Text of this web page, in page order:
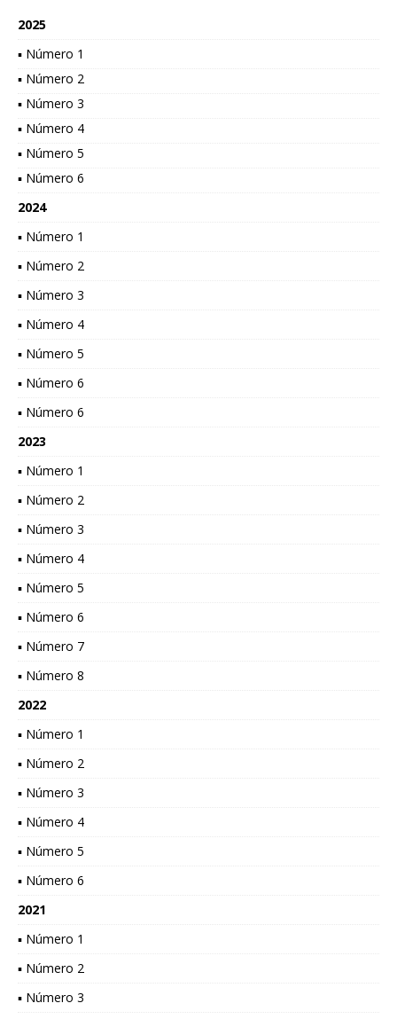
2025
▪ Número 1
▪ Número 2
▪ Número 3
▪ Número 4
▪ Número 5
▪ Número 6
2024
▪ Número 1
▪ Número 2
▪ Número 3
▪ Número 4
▪ Número 5
▪ Número 6
▪ Número 6
2023
▪ Número 1
▪ Número 2
▪ Número 3
▪ Número 4
▪ Número 5
▪ Número 6
▪ Número 7
▪ Número 8
2022
▪ Número 1
▪ Número 2
▪ Número 3
▪ Número 4
▪ Número 5
▪ Número 6
2021
▪ Número 1
▪ Número 2
▪ Número 3